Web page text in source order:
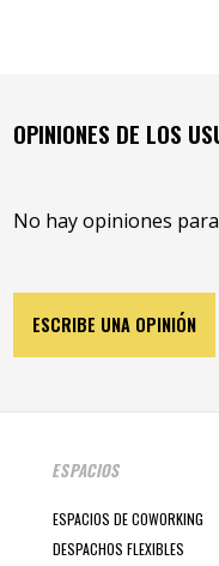
OPINIONES DE LOS
No hay opiniones
ESCRIBE UNA OPINIÓN
ESPACIOS
ESPACIOS DE COWORKING
DESPACHOS FLEXIBLES